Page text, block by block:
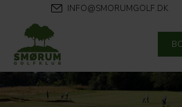
INFO@SMORUMGOLF.DK